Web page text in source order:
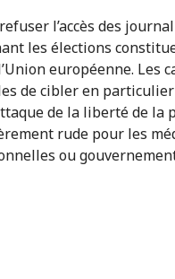
l’accès des
les élections
européenne. Les
de cibler en
de la liberté de la
rude pour les
ou